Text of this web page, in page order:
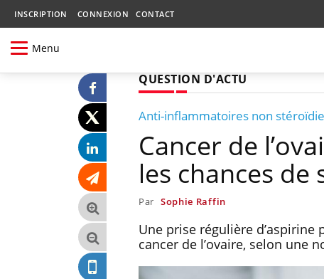
INSCRIPTION CONNEXION CONTACT
Menu
QUESTION D'ACTU
Anti-inflammatoires non
Cancer de
les chances de
Par Sophie Raffin
Une prise régulière
cancer de l’ovaire, selon une